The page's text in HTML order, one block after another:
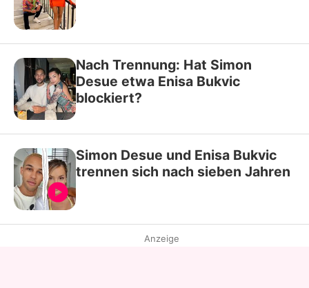
Nach Trennung: Hat Simon
Desue etwa Enisa Bukvic
blockiert?
Simon Desue und Enisa Bukvic
trennen sich nach sieben Jahren
Anzeige